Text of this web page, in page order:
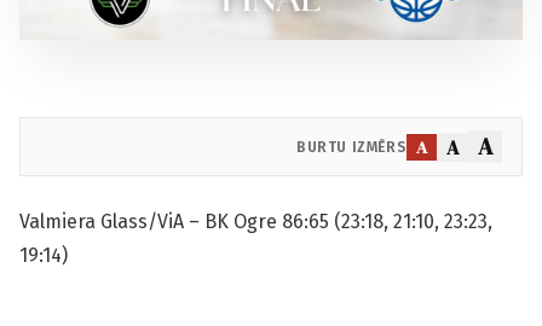
BURTU IZMĒRS A A A
Valmiera Glass/ViA – BK Ogre 86:65 (23:18, 21:10, 23:23,
19:14)